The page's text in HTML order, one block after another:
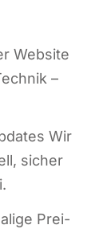
Web­site
–
Wir
sicher
Prei­